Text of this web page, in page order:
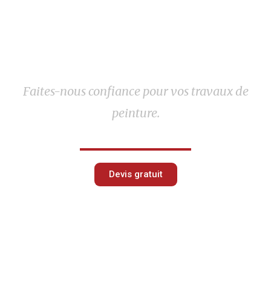
Faites-nous confiance pour vos travaux de
peinture.
Devis gratuit